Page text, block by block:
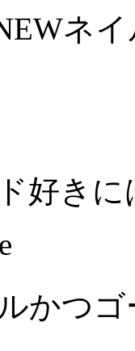
ネ
好き
かつ